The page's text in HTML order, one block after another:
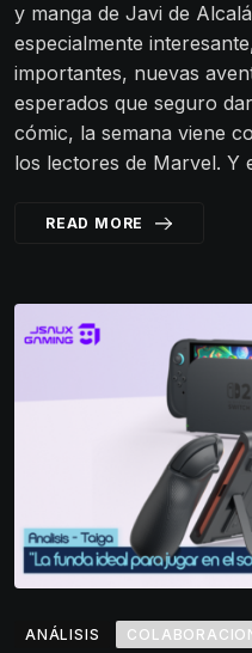
y manga de Javi de
especialmente
importantes, nuevas
esperados que seguro
cómic, la semana viene
los lectores de Marvel. Y
READ MORE
ANÁLISIS